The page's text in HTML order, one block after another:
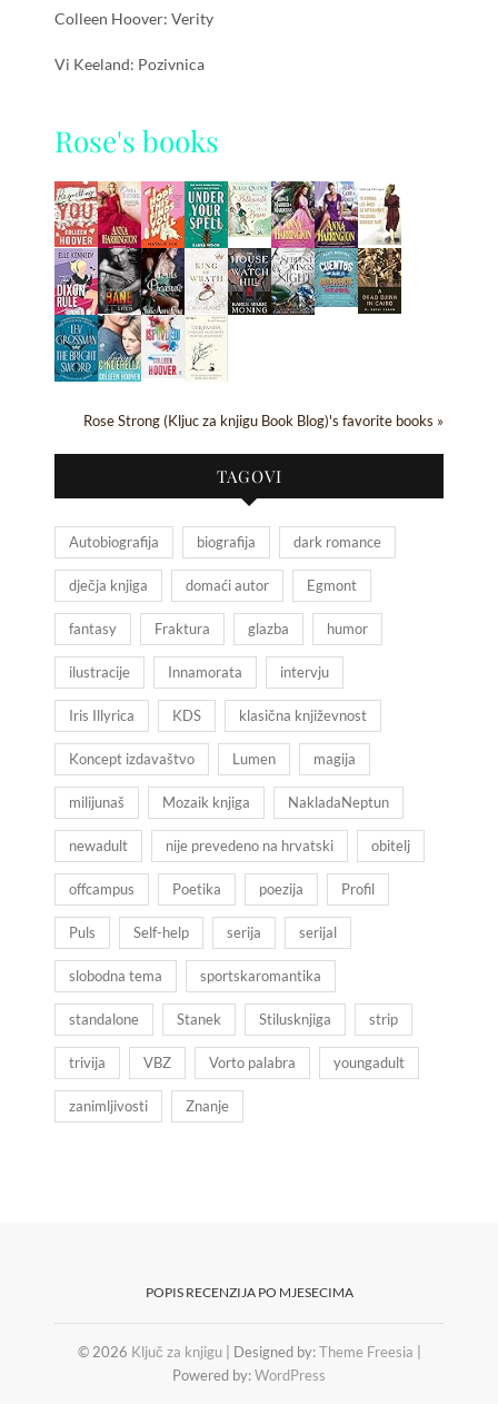
Colleen Hoover: Verity
Vi Keeland: Pozivnica
Rose's books
Rose Strong (Kljuc za knjigu Book Blog)'s favorite books »
TAGOVI
Autobiografija biografija dark romance
dječja knjiga domaći autor Egmont
fantasy Fraktura glazba humor
ilustracije Innamorata intervju
Iris Illyrica KDS klasična književnost
Koncept izdavaštvo Lumen magija
milijunaš Mozaik knjiga NakladaNeptun
newadult nije prevedeno na hrvatski obitelj
offcampus Poetika poezija Profil
Puls Self-help serija serijal
slobodna tema sportskaromantika
standalone Stanek Stilusknjiga strip
trivija VBZ Vorto palabra youngadult
zanimljivosti Znanje
POPIS RECENZIJA PO MJESECIMA
© 2026 Ključ za knjigu| Designed by:Theme Freesia
Powered by:WordPress